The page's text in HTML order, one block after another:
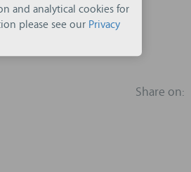
Share on:
and analytical cookies for
please see our Privacy